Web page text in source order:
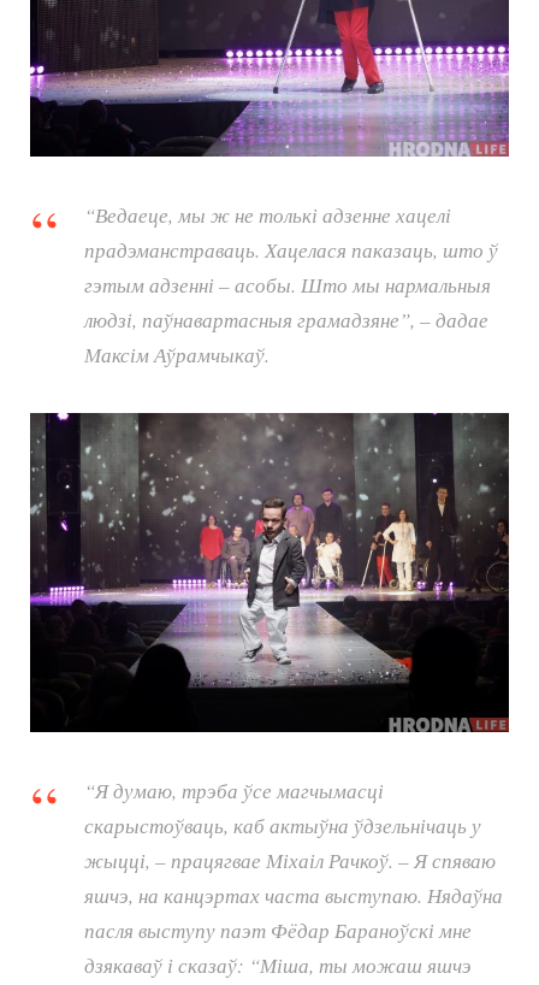
“Ведаеце, мы ж не толькі адзенне хацелі
прадэманстраваць. Хацелася паказаць, што ў
гэтым адзенні – асобы. Што мы нармальныя
людзі, паўнавартасныя грамадзяне”, – дадае
Максім Аўрамчыкаў.
“Я думаю, трэба ўсе магчымасці
скарыстоўваць, каб актыўна ўдзельнічаць у
жыцці, – працягвае Міхаіл Рачкоў. – Я спяваю
яшчэ, на канцэртах часта выступаю. Нядаўна
пасля выступу паэт Фёдар Бараноўскі мне
дзякаваў і сказаў: “Міша, ты можаш яшчэ